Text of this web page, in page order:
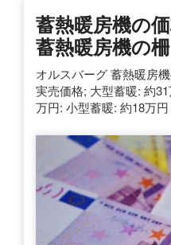
蓄熱暖房機の
蓄熱暖房機の
オルスバーグ 蓄熱暖房
実売価格; 大型蓄暖: 約
万円: 小型蓄暖: 約18万